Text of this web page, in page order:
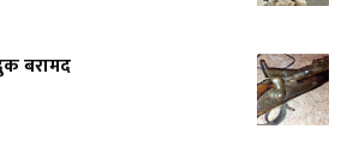
बरामद